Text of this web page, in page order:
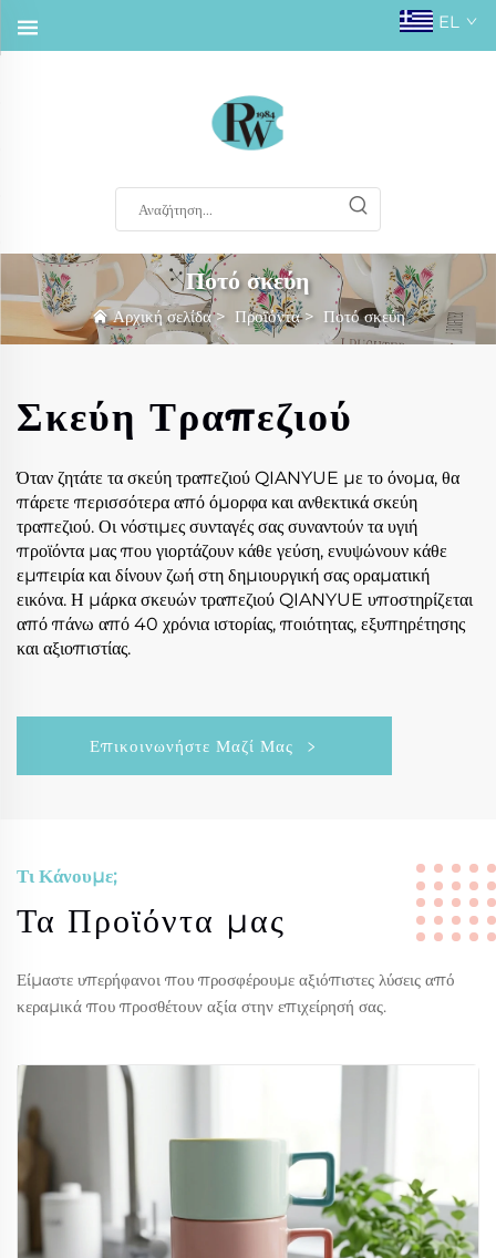
EL
Ποτό σκεύη
Αρχική σελίδα> Προϊόντα> Ποτό σκεύη
Σκεύη Τραπεζιού
Όταν ζητάτε τα σκεύη τραπεζιού QIANYUE με το όνομα, θα
πάρετε περισσότερα από όμορφα και ανθεκτικά σκεύη
τραπεζιού. Οι νόστιμες συνταγές σας συναντούν τα υγιή
προϊόντα μας που γιορτάζουν κάθε γεύση, ενυψώνουν κάθε
εμπειρία και δίνουν ζωή στη δημιουργική σας οραματική
εικόνα. Η μάρκα σκευών τραπεζιού QIANYUE υποστηρίζεται
από πάνω από 40 χρόνια ιστορίας, ποιότητας, εξυπηρέτησης
και αξιοπιστίας.
Επικοινωνήστε Μαζί Μας
Τι Κάνουμε;
Τα Προϊόντα μας
Είμαστε υπερήφανοι που προσφέρουμε αξιόπιστες λύσεις από
κεραμικά που προσθέτουν αξία στην επιχείρησή σας.